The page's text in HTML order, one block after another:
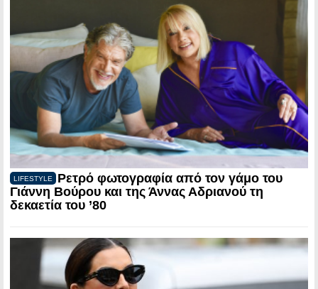
LIFESTYLE
Ρετρό φωτογραφία από τον γάμο του
Γιάννη Βούρου και της Άννας Αδριανού τη
δεκαετία του ’80